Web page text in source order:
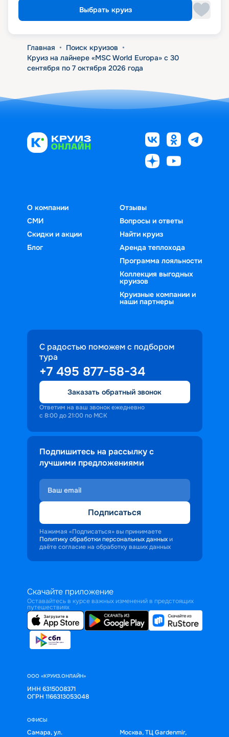
Выбрать круиз
Главная • Поиск круизов •
Круиз на лайнере «MSC World Europa» с 30
сентября по 7 октября 2026 года
О компании
СМИ
Скидки и акции
Блог
Отзывы
Вопросы и ответы
Найти круиз
Аренда теплохода
Программа лояльности
Коллекция выгодных
круизов
Круизные компании и
наши партнеры
С радостью поможем с подбором
тура
+7 495 877-58-34
Заказать обратный звонок
Ответим на ваш звонок ежедневно
с 8:00 до 21:00 по МСК
Подпишитесь на рассылку с
лучшими предложениями
Подписаться
Нажимая «Подписаться» вы принимаете
Политику обработки персональных данных и
даёте согласие на обработку ваших данных
Скачайте приложение
Оставайтесь в курсе важных изменений в предстоящих
путешествиях
ООО «КРУИЗ.ОНЛАЙН»
ИНН 6315008371
ОГРН 1166313053048
ОФИСЫ
Самара, ул.
Москва, ТЦ Gardenmir,